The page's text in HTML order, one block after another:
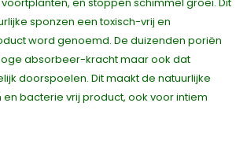
en stoppen schimmel groei. Dit
sponzen een toxisch-vrij en
word genoemd. De duizenden poriën
absorbeer-kracht maar ook dat
doorspoelen. Dit maakt de natuurlijke
bacterie vrij product, ook voor intiem